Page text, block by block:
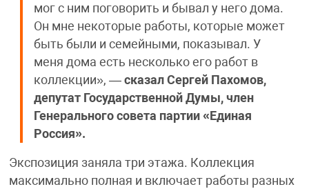
мог с ним поговорить и бывал у него дома.
Он мне некоторые работы, которые может
быть были и семейными, показывал. У
меня дома есть несколько его работ в
коллекции», —сказал Сергей Пахомов,
депутат Государственной Думы, член
Генерального совета партии «Единая
Россия».
Экспозиция заняла три этажа. Коллекция
максимально полная и включает работы разных